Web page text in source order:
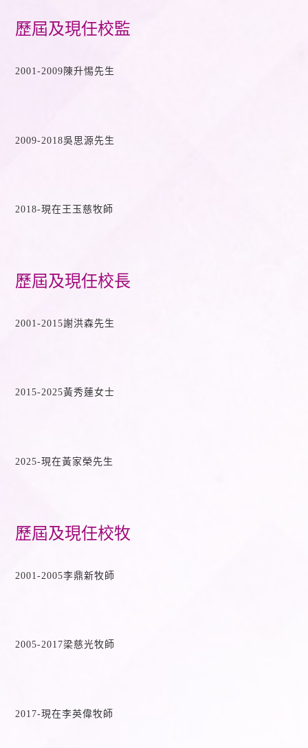
歷屆及現任校監
2001-2009陳升惕先生
2009-2018吳思源先生
2018-現在王玉慈牧師
歷屆及現任校長
2001-2015謝洪森先生
2015-2025黃秀蓮女士
2025-現在黃家榮先生
歷屆及現任校牧
2001-2005李鼎新牧師
2005-2017梁慈光牧師
2017-現在李英偉牧師